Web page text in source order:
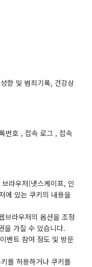
향 및 범죄기록, 건강상
번호 , 접속 로그 , 접속
라우저(넷스케이프, 인
에 있는 쿠키의 내용을
브라우저의 옵션을 조정
을 가질 수 있습니다.
벤트 참여 정도 및 방문
를 허용하거나 쿠키를